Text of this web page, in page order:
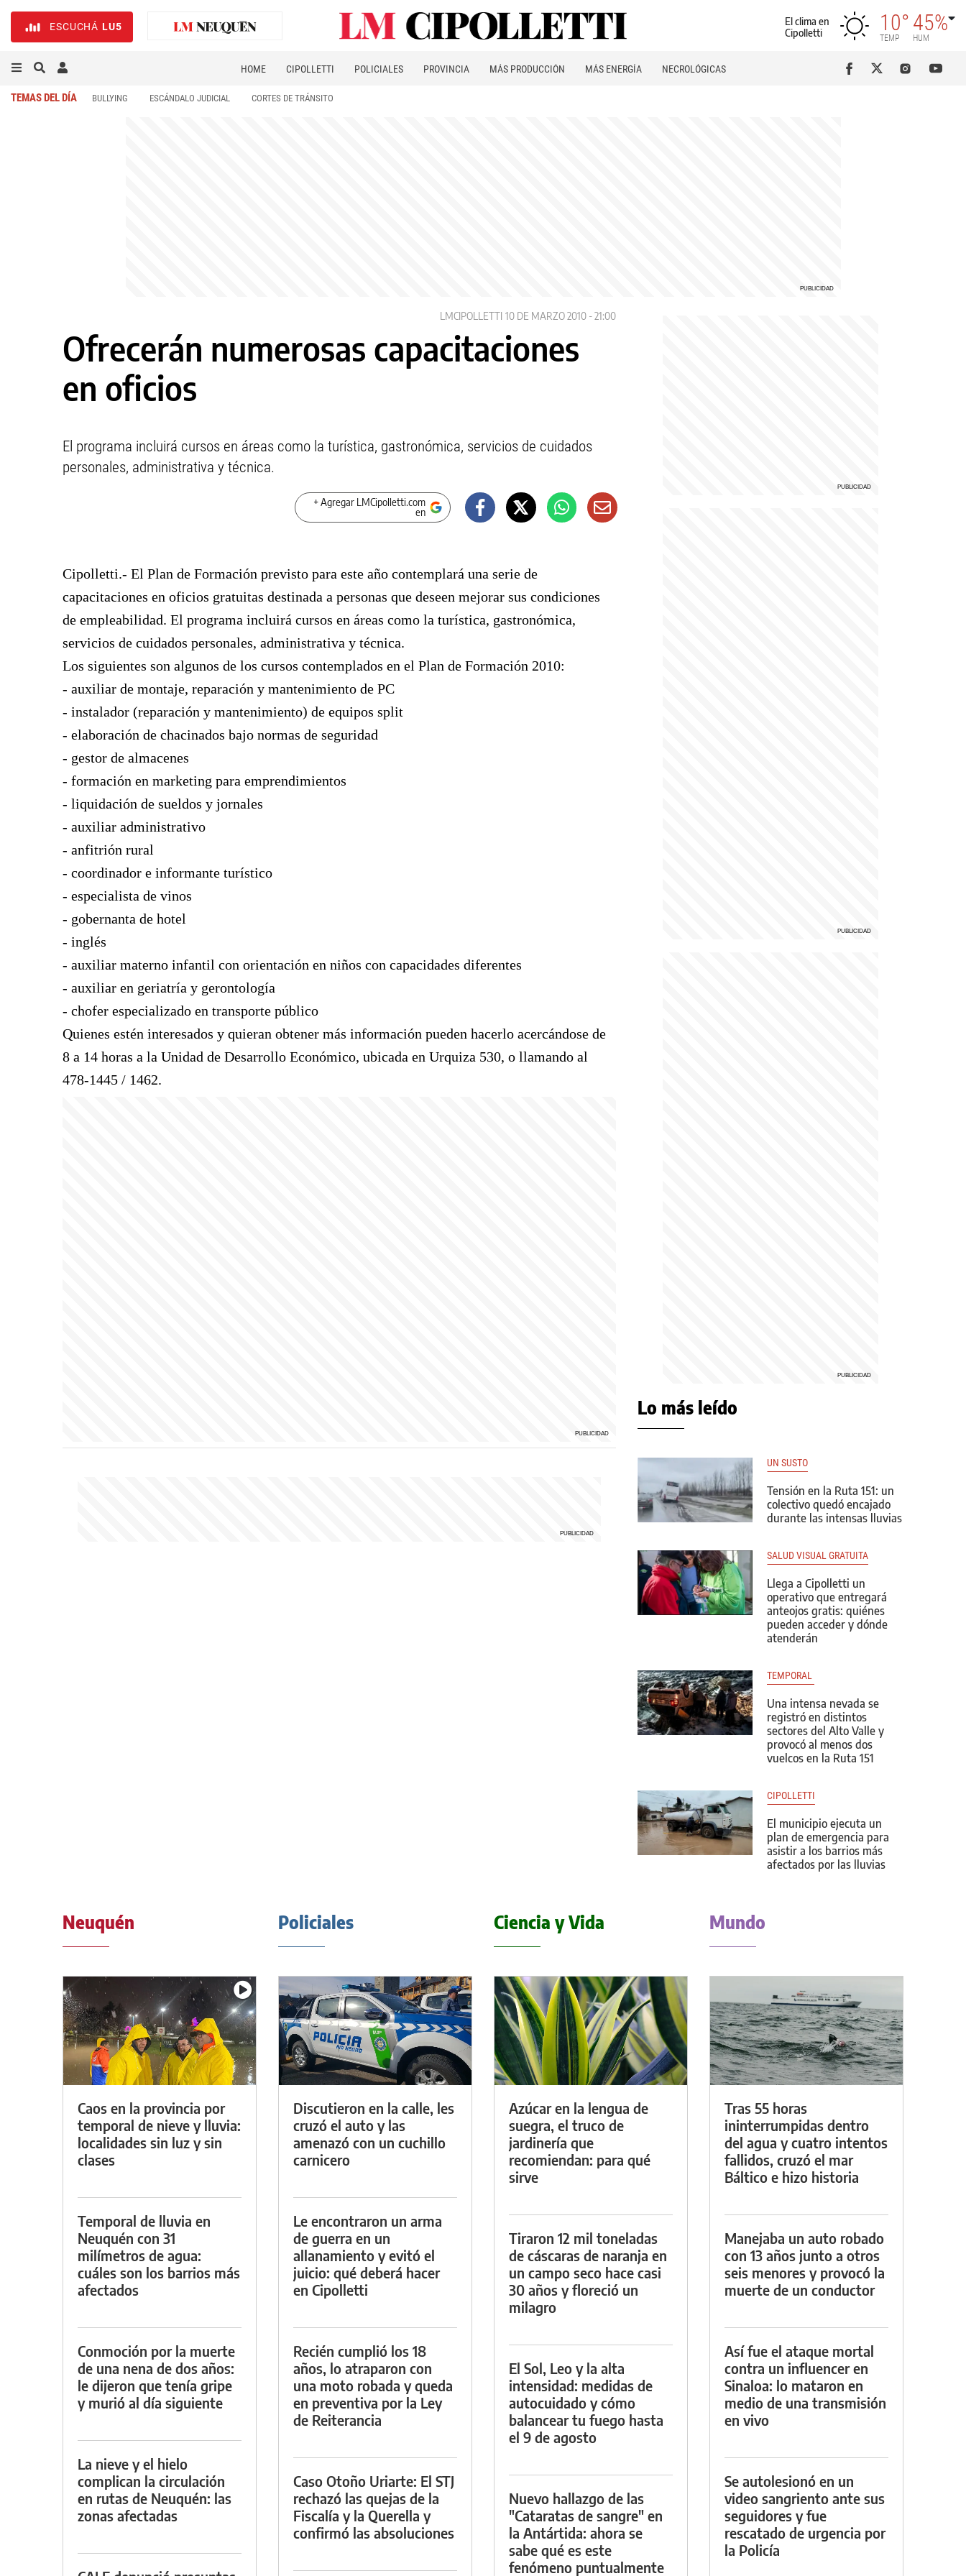
ESCUCHÁ LU5
El clima en
Cipolletti
10°
TEMP
45%
HUM
HOME CIPOLLETTI POLICIALES PROVINCIA MÁS PRODUCCIÓN MÁS ENERGÍA NECROLÓGICAS
TEMAS DEL DÍA BULLYING ESCÁNDALO JUDICIAL CORTES DE TRÁNSITO
LMCIPOLLETTI 10 DE MARZO 2010 - 21:00
Ofrecerán numerosas capacitaciones
en oficios
El programa incluirá cursos en áreas como la turística, gastronómica, servicios de cuidados
personales, administrativa y técnica.
+ Agregar LMCipolletti.com
en
Cipolletti.- El Plan de Formación previsto para este año contemplará una serie de
capacitaciones en oficios gratuitas destinada a personas que deseen mejorar sus condiciones
de empleabilidad. El programa incluirá cursos en áreas como la turística, gastronómica,
servicios de cuidados personales, administrativa y técnica.
Los siguientes son algunos de los cursos contemplados en el Plan de Formación 2010:
- auxiliar de montaje, reparación y mantenimiento de PC
- instalador (reparación y mantenimiento) de equipos split
- elaboración de chacinados bajo normas de seguridad
- gestor de almacenes
- formación en marketing para emprendimientos
- liquidación de sueldos y jornales
- auxiliar administrativo
- anfitrión rural
- coordinador e informante turístico
- especialista de vinos
- gobernanta de hotel
- inglés
- auxiliar materno infantil con orientación en niños con capacidades diferentes
- auxiliar en geriatría y gerontología
- chofer especializado en transporte público
Quienes estén interesados y quieran obtener más información pueden hacerlo acercándose de
8 a 14 horas a la Unidad de Desarrollo Económico, ubicada en Urquiza 530, o llamando al
478-1445 / 1462.
Lo más leído
UN SUSTO
Tensión en la Ruta 151: un
colectivo quedó encajado
durante las intensas lluvias
SALUD VISUAL GRATUITA
Llega a Cipolletti un
operativo que entregará
anteojos gratis: quiénes
pueden acceder y dónde
atenderán
TEMPORAL
Una intensa nevada se
registró en distintos
sectores del Alto Valle y
provocó al menos dos
vuelcos en la Ruta 151
CIPOLLETTI
El municipio ejecuta un
plan de emergencia para
asistir a los barrios más
afectados por las lluvias
Neuquén
Caos en la provincia por
temporal de nieve y lluvia:
localidades sin luz y sin
clases
Temporal de lluvia en
Neuquén con 31
milímetros de agua:
cuáles son los barrios más
afectados
Conmoción por la muerte
de una nena de dos años:
le dijeron que tenía gripe
y murió al día siguiente
La nieve y el hielo
complican la circulación
en rutas de Neuquén: las
zonas afectadas
Policiales
Discutieron en la calle, les
cruzó el auto y las
amenazó con un cuchillo
carnicero
Le encontraron un arma
de guerra en un
allanamiento y evitó el
juicio: qué deberá hacer
en Cipolletti
Recién cumplió los 18
años, lo atraparon con
una moto robada y queda
en preventiva por la Ley
de Reiterancia
Caso Otoño Uriarte: El STJ
rechazó las quejas de la
Fiscalía y la Querella y
confirmó las absoluciones
Ciencia y Vida
Azúcar en la lengua de
suegra, el truco de
jardinería que
recomiendan: para qué
sirve
Tiraron 12 mil toneladas
de cáscaras de naranja en
un campo seco hace casi
30 años y floreció un
milagro
El Sol, Leo y la alta
intensidad: medidas de
autocuidado y cómo
balancear tu fuego hasta
el 9 de agosto
Nuevo hallazgo de las
"Cataratas de sangre" en
la Antártida: ahora se
sabe qué es este
fenómeno puntualmente
Mundo
Tras 55 horas
ininterrumpidas dentro
del agua y cuatro intentos
fallidos, cruzó el mar
Báltico e hizo historia
Manejaba un auto robado
con 13 años junto a otros
seis menores y provocó la
muerte de un conductor
Así fue el ataque mortal
contra un influencer en
Sinaloa: lo mataron en
medio de una transmisión
en vivo
Se autolesionó en un
video sangriento ante sus
seguidores y fue
rescatado de urgencia por
la Policía